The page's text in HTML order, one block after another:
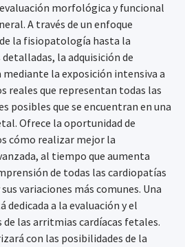
morfológica y funcional
A través de un enfoque
la fisiopatología hasta la
la adquisición de
la exposición intensiva a
reales que representan todas las
posibles que se encuentran en una
Ofrece la oportunidad de
cómo realizar mejor la
al tiempo que aumenta
de todas las cardiopatías
variaciones más comunes. Una
a la evaluación y el
las arritmias cardíacas fetales.
con las posibilidades de la